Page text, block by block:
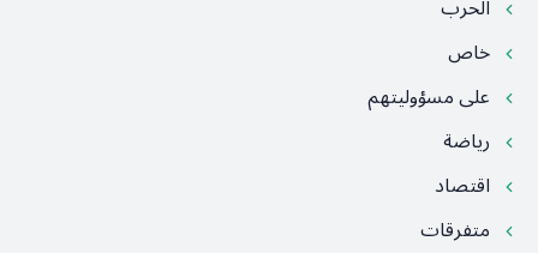
الحرب
خاص
على مسؤوليتهم
رياضة
اقتصاد
متفرقات